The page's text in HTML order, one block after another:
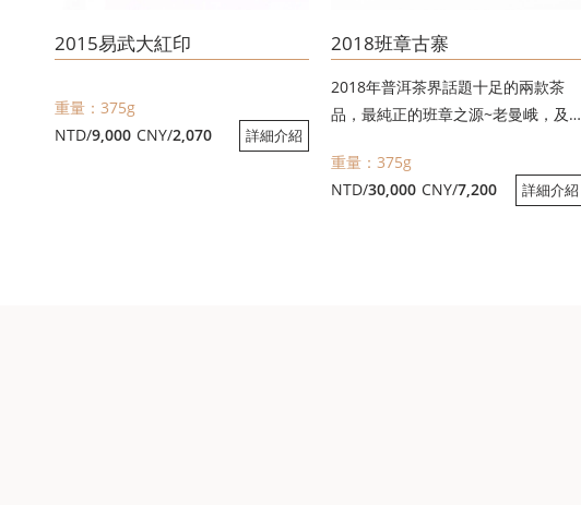
2015易武大紅印
重量：375g
NTD/9,000 CNY/2,070 詳細介紹
2018班章古寨
2018年普洱茶界話題十足的兩款茶
品，最純正的班章之源~老曼峨，及足
章古寨。
重量：375g
NTD/30,000 CNY/7,200 詳細介紹